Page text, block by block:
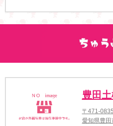
豊田
〒471-0835
愛知県豊